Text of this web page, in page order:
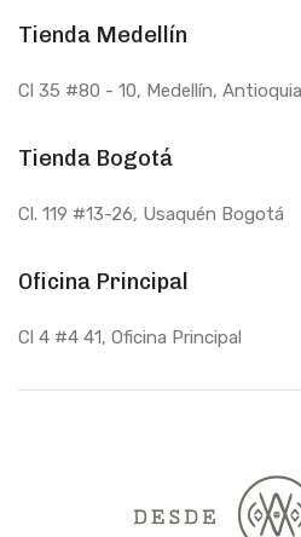
Tienda Medellín
Cl 35 #80 - 10, Medellín, Antioquia
Tienda Bogotá
Cl. 119 #13-26, Usaquén Bogotá
Oficina Principal
Cl 4 #4 41, Oficina Principal